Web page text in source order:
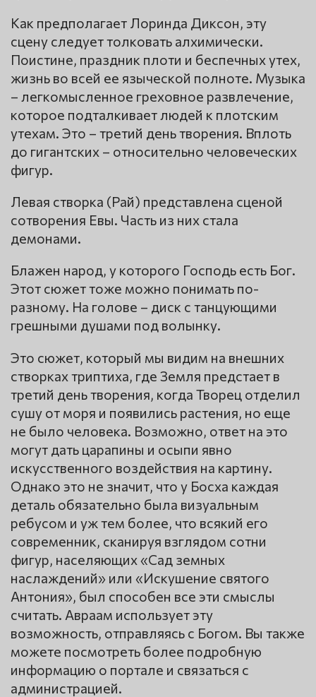
Как предполагает Лоринда Диксон, эту
сцену следует толковать алхимически.
Поистине, праздник плоти и беспечных утех,
жизнь во всей ее языческой полноте. Музыка
– легкомысленное греховное развлечение,
которое подталкивает людей к плотским
утехам. Это – третий день творения. Вплоть
до гигантских – относительно человеческих
фигур.
Левая створка (Рай) представлена сценой
сотворения Евы. Часть из них стала
демонами.
Блажен народ, у которого Господь есть Бог.
Этот сюжет тоже можно понимать по-
разному. На голове – диск с танцующими
грешными душами под волынку.
Это сюжет, который мы видим на внешних
створках триптиха, где Земля предстает в
третий день творения, когда Творец отделил
сушу от моря и появились растения, но еще
не было человека. Возможно, ответ на это
могут дать царапины и осыпи явно
искусственного воздействия на картину.
Однако это не значит, что у Босха каждая
деталь обязательно была визуальным
ребусом и уж тем более, что всякий его
современник, сканируя взглядом сотни
фигур, населяющих «Сад земных
наслаждений» или «Искушение святого
Антония», был способен все эти смыслы
считать. Авраам использует эту
возможность, отправляясь с Богом. Вы также
можете посмотреть более подробную
информацию о портале и связаться с
администрацией.